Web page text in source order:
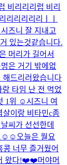
비리리리럽 비리
리리리리리ㅣㅣ
시즈니 잘 지내고
있는것같습니다.
머리가 길어서
은 거기 밖에없
해드리러왔습니다
타임 난 전 먹었
1위 ☺️ 시즈니 여
살이랑 비타민c좀
씨가 선선한데
☺️☺️ 오늘은 월요
콩 너무 즐거웠어
왔다!❤️❤️머야머